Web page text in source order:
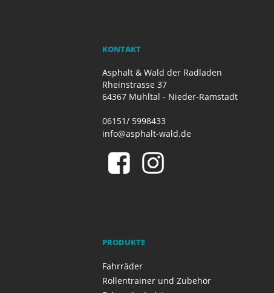
KONTAKT
Asphalt & Wald der Radladen
Rheinstrasse 37
64367 Mühltal - Nieder-Ramstadt
06151/ 5998433
info@asphalt-wald.de
PRODUKTE
Fahrräder
Rollentrainer und Zubehör